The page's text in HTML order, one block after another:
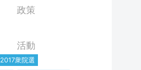
政策
活動
2017衆院選